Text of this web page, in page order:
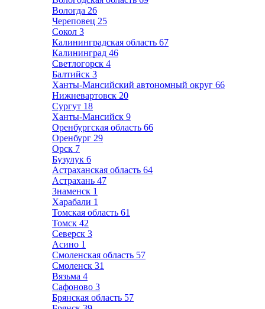
Вологда 26
Череповец 25
Сокол 3
Калининградская область 67
Калининград 46
Светлогорск 4
Балтийск 3
Ханты-Мансийский автономный округ 66
Нижневартовск 20
Сургут 18
Ханты-Мансийск 9
Оренбургская область 66
Оренбург 29
Орск 7
Бузулук 6
Астраханская область 64
Астрахань 47
Знаменск 1
Харабали 1
Томская область 61
Томск 42
Северск 3
Асино 1
Смоленская область 57
Смоленск 31
Вязьма 4
Сафоново 3
Брянская область 57